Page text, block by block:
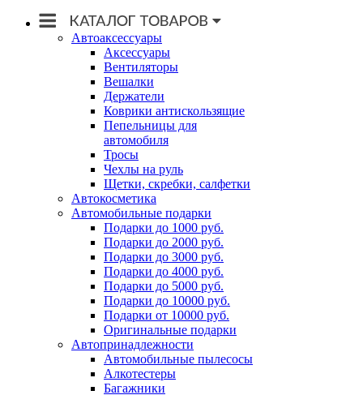
Автоаксессуары
Аксессуары
Вентиляторы
Вешалки
Держатели
Коврики антискользящие
Пепельницы для
автомобиля
Тросы
Чехлы на руль
Щетки, скребки, салфетки
Автокосметика
Автомобильные подарки
Подарки до 1000 руб.
Подарки до 2000 руб.
Подарки до 3000 руб.
Подарки до 4000 руб.
Подарки до 5000 руб.
Подарки до 10000 руб.
Подарки от 10000 руб.
Оригинальные подарки
Автопринадлежности
Автомобильные пылесосы
Алкотестеры
Багажники